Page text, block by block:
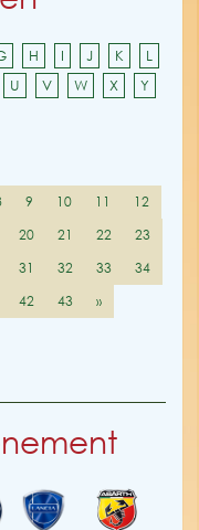
H I J K
L
U V W X
Y
9 10 11
12
20 21 22
23
31 32 33
34
42 43 »